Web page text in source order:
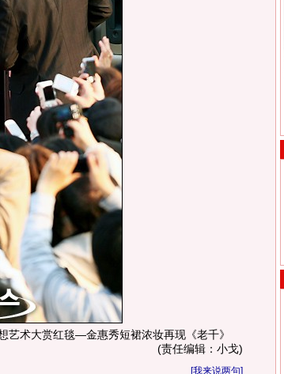
秀短裙浓妆再现《老千》
(责任编辑：小戈)
[我来说两句]